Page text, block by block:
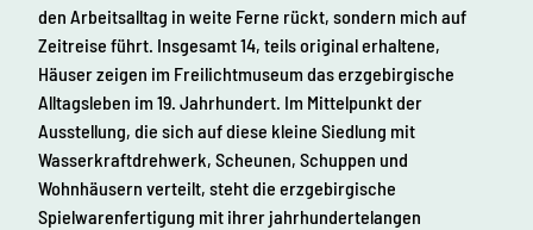
den Arbeitsalltag in weite Ferne rückt, sondern mich auf
Zeitreise führt. Insgesamt 14, teils original erhaltene,
Häuser zeigen im Freilichtmuseum das erzgebirgische
Alltagsleben im 19. Jahrhundert. Im Mittelpunkt der
Ausstellung, die sich auf diese kleine Siedlung mit
Wasserkraftdrehwerk, Scheunen, Schuppen und
Wohnhäusern verteilt, steht die erzgebirgische
Spielwarenfertigung mit ihrer jahrhundertelangen